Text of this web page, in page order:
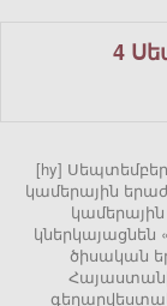
4
[hy]
կամերային
կներկայացնեն
ծիսական